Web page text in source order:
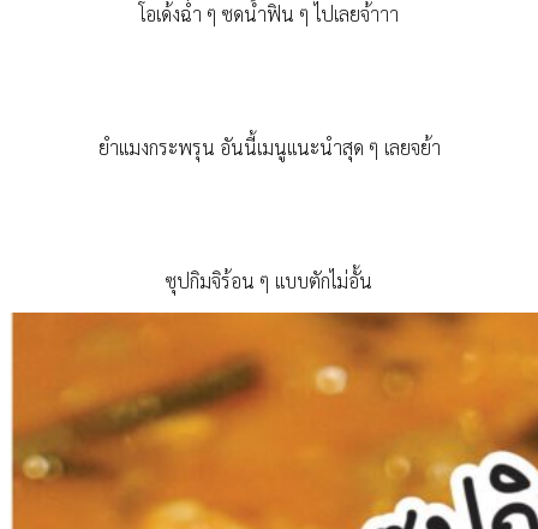
โอเด้งฉ่ำ ๆ ซดน้ำฟิน ๆ ไปเลยจ้าาา
ยำแมงกระพรุน อันนี้เมนูแนะนำสุด ๆ เลยจย้า
ซุปกิมจิร้อน ๆ แบบตักไม่อั้น